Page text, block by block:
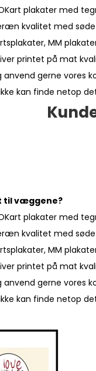
plakater med
kvalitet med
MM
printet på mat
anvend gerne vores
kan finde netop
til væggene?
plakater med
kvalitet med
MM
printet på mat
anvend gerne vores
kan finde netop